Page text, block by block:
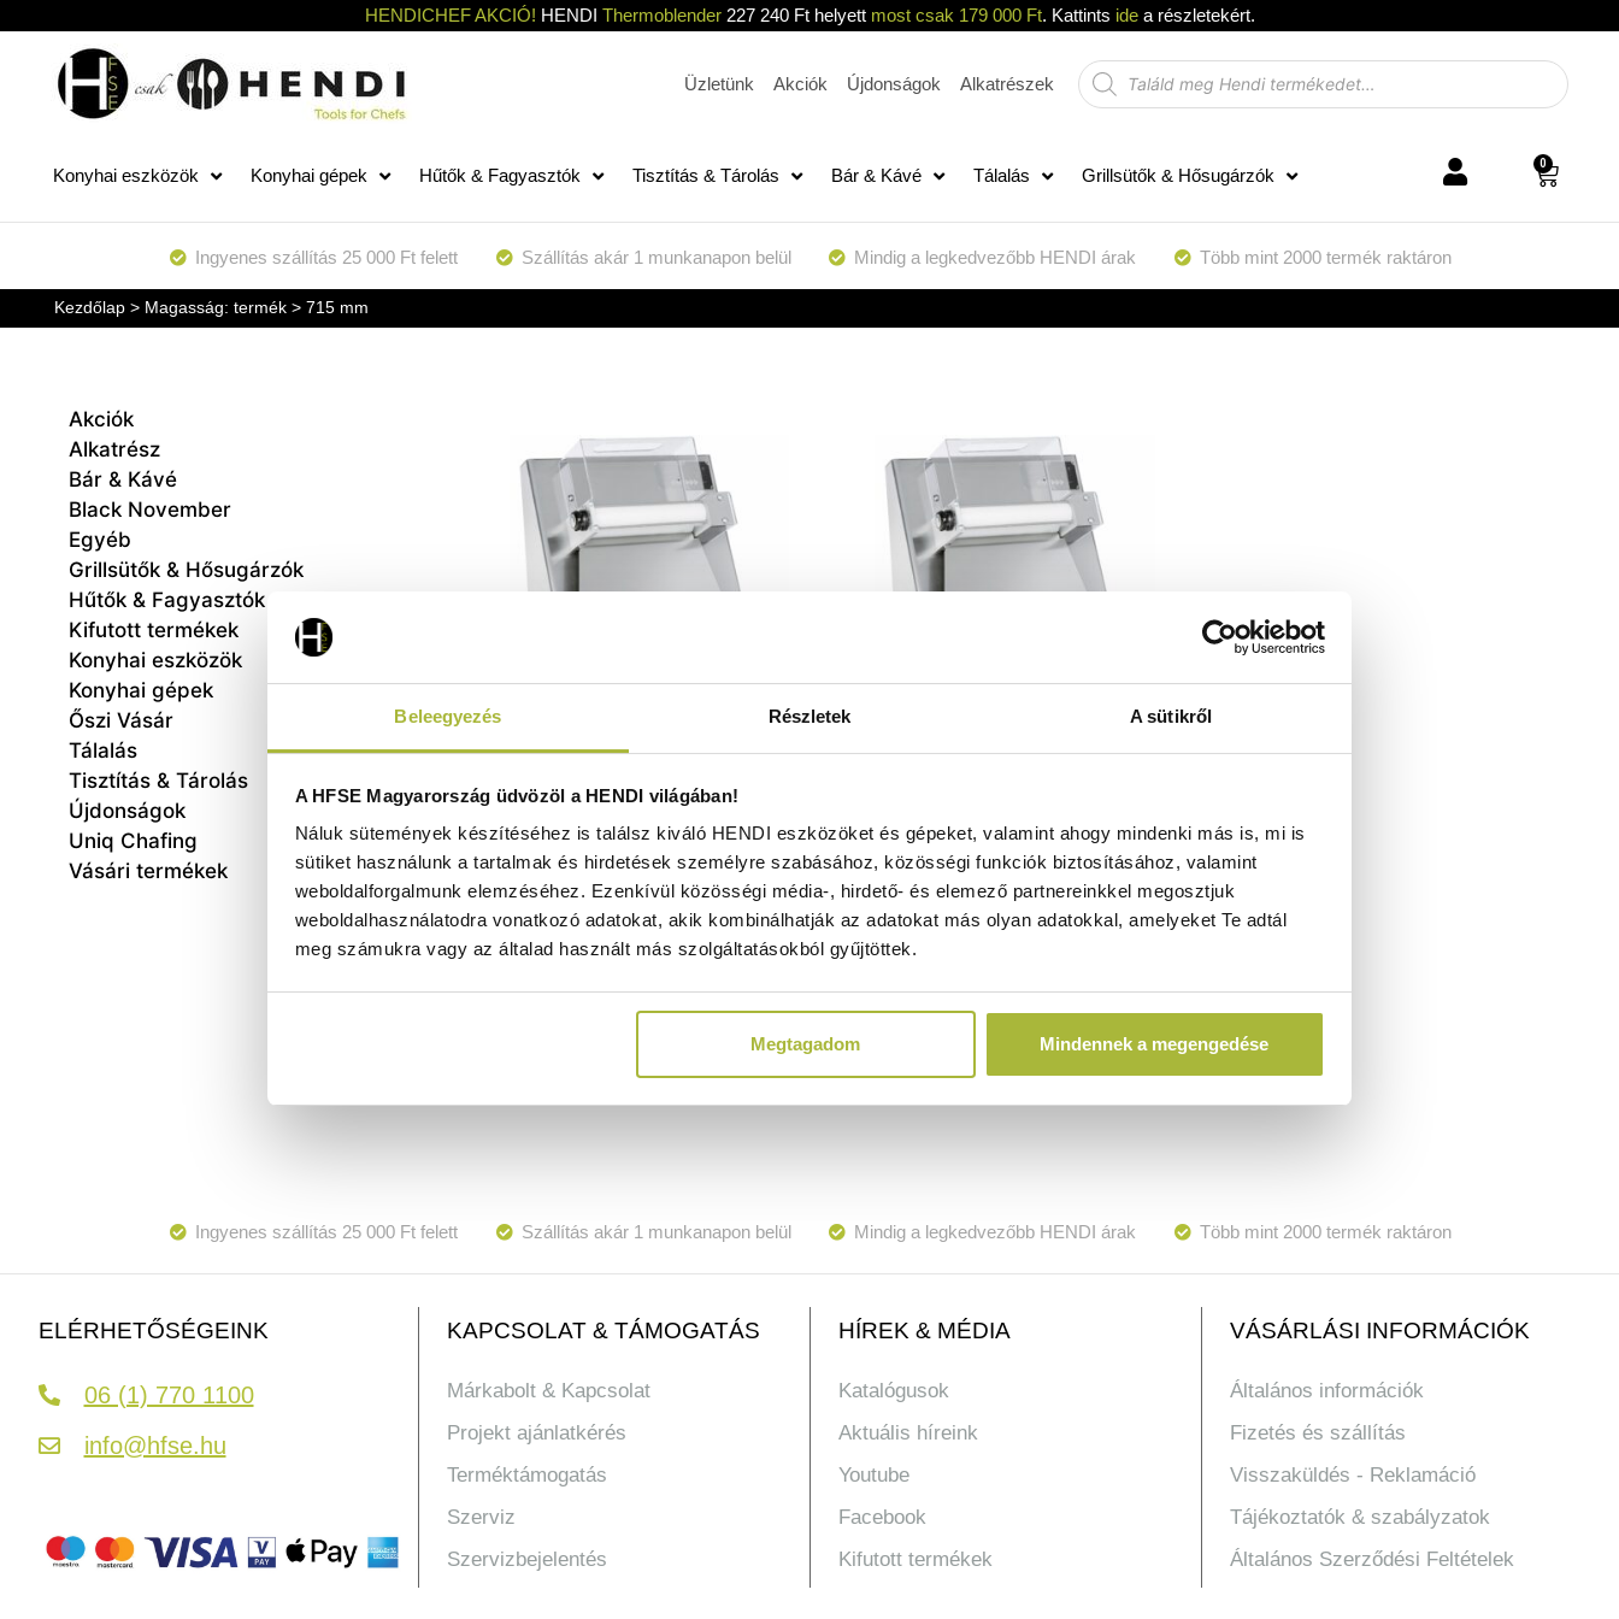
Beleegyezés Részletek A sütikről
A HFSE Magyarország üdvözöl a HENDI világában!
Náluk sütemények készítéséhez is találsz kiváló HENDI eszközöket és gépeket, valamint ahogy mindenki más is, mi is
sütiket használunk a tartalmak és hirdetések személyre szabásához, közösségi funkciók biztosításához, valamint
weboldalforgalmunk elemzéséhez. Ezenkívül közösségi média-, hirdető- és elemező partnereinkkel megosztjuk
weboldalhasználatodra vonatkozó adatokat, akik kombinálhatják az adatokat más olyan adatokkal, amelyeket Te adtál
meg számukra vagy az általad használt más szolgáltatásokból gyűjtöttek.
Megtagadom Mindennek a megengedése
HENDICHEF AKCIÓ! HENDI Thermoblender227 240 Ft helyett most csak 179 000 Ft. Kattints idea részletekért.
Üzletünk Akciók Újdonságok Alkatrészek
Konyhai eszközök Konyhai gépek Hűtők & Fagyasztók Tisztítás & Tárolás Bár & Kávé Tálalás Grillsütők & Hősugárzók
0
Ingyenes szállítás 25 000 Ft felett Szállítás akár 1 munkanapon belül Mindig a legkedvezőbb HENDI árak Több mint 2000 termék raktáron
Kezdőlap> Magasság: termék > 715 mm
Akciók
Alkatrész
Bár & Kávé
Black November
Egyéb
Grillsütők & Hősugárzók
Hűtők & Fagyasztók
Kifutott termékek
Konyhai eszközök
Konyhai gépek
Őszi Vásár
Tálalás
Tisztítás & Tárolás
Újdonságok
Uniq Chafing
Vásári termékek
Touch and Go 400 elektromos
pizzatészta nyújtógép – 230V/250W –
585x435x(H)715mm - HENDI 220368
Raktáron
Ft
470.362Ft+ ÁFA)
HENDI 226643
Raktáron
(486.307Ft+ ÁFA)
Ingyenes szállítás 25 000 Ft felett Szállítás akár 1 munkanapon belül Mindig a legkedvezőbb HENDI árak Több mint 2000 termék raktáron
ELÉRHETŐSÉGEINK
06 (1) 770 1100
info@hfse.hu
KAPCSOLAT & TÁMOGATÁS
Márkabolt & Kapcsolat
Projekt ajánlatkérés
Terméktámogatás
Szerviz
Szervizbejelentés
HÍREK & MÉDIA
Katalógusok
Aktuális híreink
Youtube
Facebook
Kifutott termékek
VÁSÁRLÁSI INFORMÁCIÓK
Általános információk
Fizetés és szállítás
Visszaküldés - Reklamáció
Tájékoztatók & szabályzatok
Általános Szerződési Feltételek